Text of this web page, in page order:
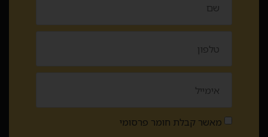
מאשר קבלת חומר פרסומי